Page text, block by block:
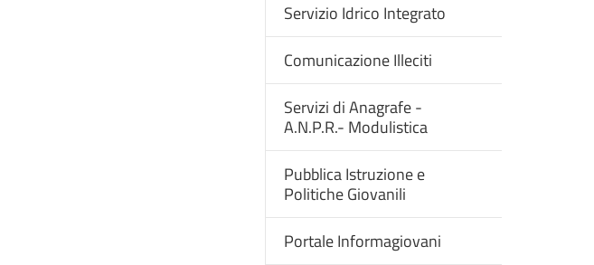
Servizio Idrico Integrato
Comunicazione Illeciti
Servizi di Anagrafe -
A.N.P.R.- Modulistica
Pubblica Istruzione e
Politiche Giovanili
Portale Informagiovani